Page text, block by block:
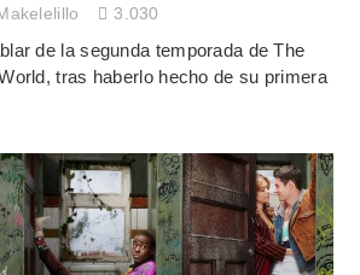
3.030
de la segunda temporada de The
tras haberlo hecho de su primera